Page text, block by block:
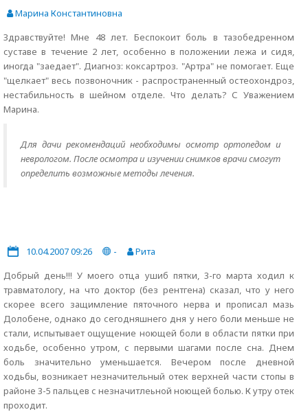
Марина Константиновна
Здравствуйте! Мне 48 лет. Беспокоит боль в тазобедренном
суставе в течение 2 лет, особенно в положении лежа и сидя,
иногда "заедает". Диагноз: коксартроз. "Артра" не помогает. Еще
"щелкает" весь позвоночник - распространенный остеохондроз,
нестабильность в шейном отделе. Что делать? С Уважением
Марина.
Для дачи рекомендаций необходимы осмотр ортопедом и
неврологом. После осмотра и изучении снимков врачи смогут
определить возможные методы лечения.
10.04.2007 09:26 -
Рита
Добрый день!!! У моего отца ушиб пятки, 3-го марта ходил к
травматологу, на что доктор (без рентгена) сказал, что у него
скорее всего защимление пяточного нерва и прописал мазь
Долобене, однако до сегодняшнего дня у него боли меньше не
стали, испытывает ощущение ноющей боли в области пятки при
ходьбе, особенно утром, с первыми шагами после сна. Днем
боль значительно уменьшается. Вечером после дневной
ходьбы, возникает незначительный отек верхней части стопы в
районе 3-5 пальцев с незначитлеьной ноющей болью. К утру отек
проходит.